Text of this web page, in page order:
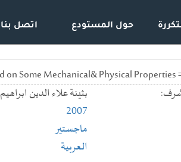
حول المستودع اتصل بنا
بثينة علاء الدين ابراهيم
2007
ماجستير
العربية